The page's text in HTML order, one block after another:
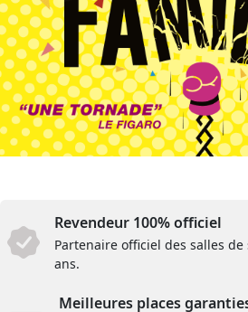
Revendeur 100% officiel
Partenaire officiel des salles
ans.
Meilleures places